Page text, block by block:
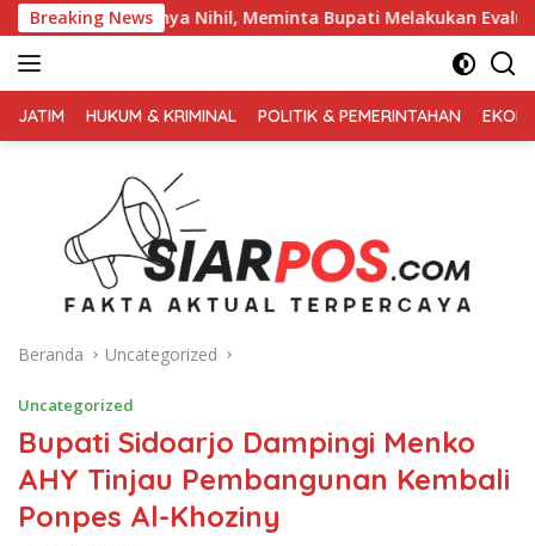
Langsung
ke
konten
Breaking News
Meminta Bupati Melakukan Evaluasi Secara Menyeluruh
TERPERCAYA
JATIM HUKUM & KRIMINAL POLITIK & PEMERINTAHAN
Beranda Uncategorized
Uncategorized
Bupati Sidoarjo Dampingi Menko
AHY Tinjau Pembangunan Kembali
Ponpes Al-Khoziny